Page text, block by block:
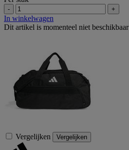
- +
In winkelwagen
Dit artikel is momenteel niet beschikbaar
Vergelijken Vergelijken